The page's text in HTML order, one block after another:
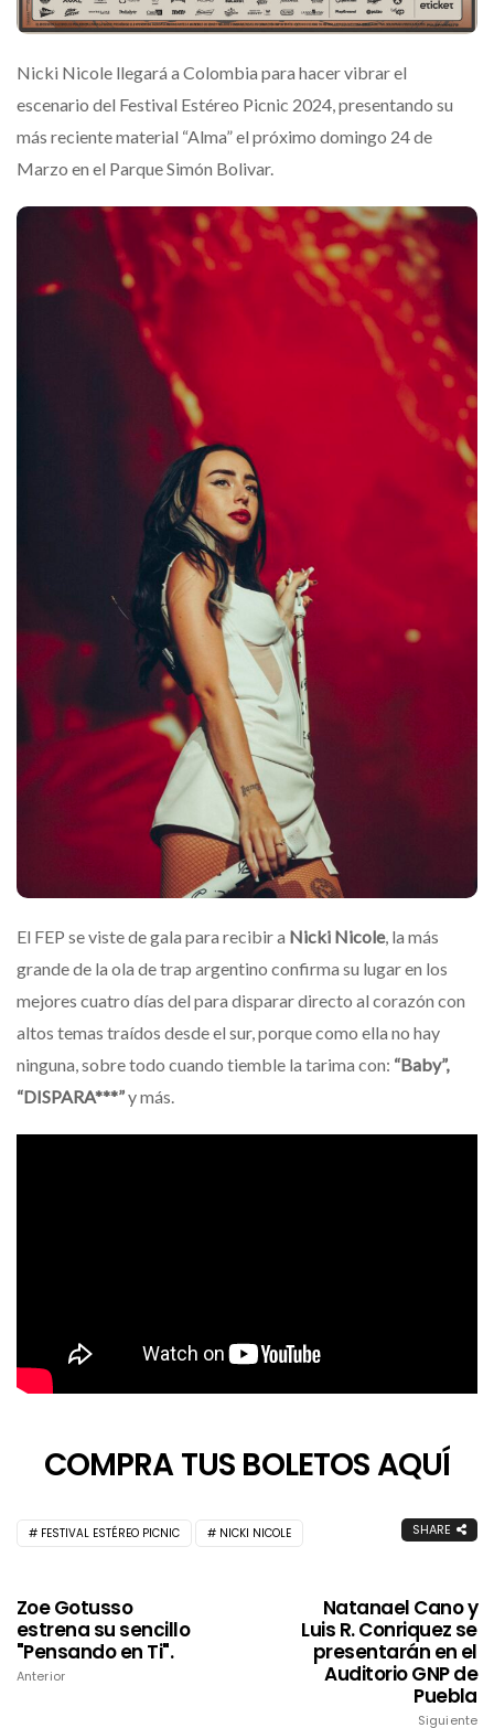
Nicki Nicole llegará a Colombia para hacer vibrar el
escenario del Festival Estéreo Picnic 2024, presentando su
más reciente material “Alma” el próximo domingo 24 de
Marzo en el Parque Simón Bolivar.
El FEP se viste de gala para recibir a Nicki Nicole, la más
grande de la ola de trap argentino confirma su lugar en los
mejores cuatro días del para disparar directo al corazón con
altos temas traídos desde el sur, porque como ella no hay
ninguna, sobre todo cuando tiemble la tarima con: “Baby”,
“DISPARA***”y más.
COMPRA TUS BOLETOS AQUÍ
FESTIVAL ESTÉREO PICNIC NICKI NICOLE SHARE
Zoe Gotusso
estrena su sencillo
"Pensando en Ti".
Anterior
Natanael Cano y
Luis R. Conriquez se
presentarán en el
Auditorio GNP de
Puebla
Siguiente